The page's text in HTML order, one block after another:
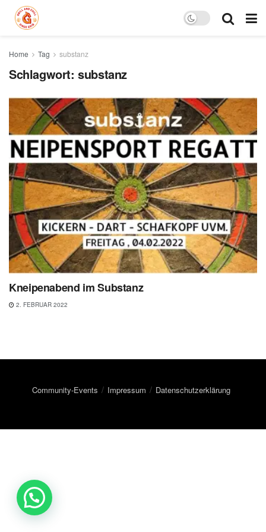
Home Tag substanz
Schlagwort:substanz
Kneipenabend im Substanz
2. FEBRUAR 2022
Community-Events Impressum Datenschutzerklärung